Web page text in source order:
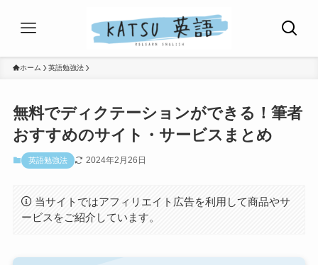
ホーム 英語勉強法
無料でディクテーションができる！筆者
おすすめのサイト・サービスまとめ
英語勉強法 2024年2月26日
当サイトではアフィリエイト広告を利用して商品やサ
ービスをご紹介しています。